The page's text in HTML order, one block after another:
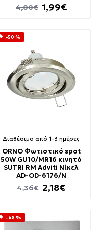
1,99€
4,00€
-50 %
Διαθέσιμο από 1-3 ημέρες
ORNO Φωτιστικό spot
50W GU10/MR16 κινητό
SUTRI RM Adviti Νίκελ
AD-OD-6176/N
2,18€
4,36€
-48 %